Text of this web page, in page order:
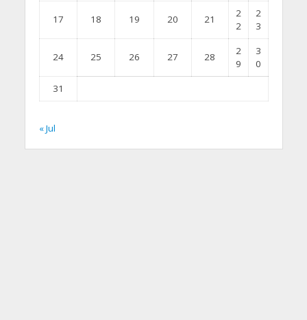
17 18 19 20 21
2
2
2
3
24 25 26 27 28
2
9
3
0
31
« Jul